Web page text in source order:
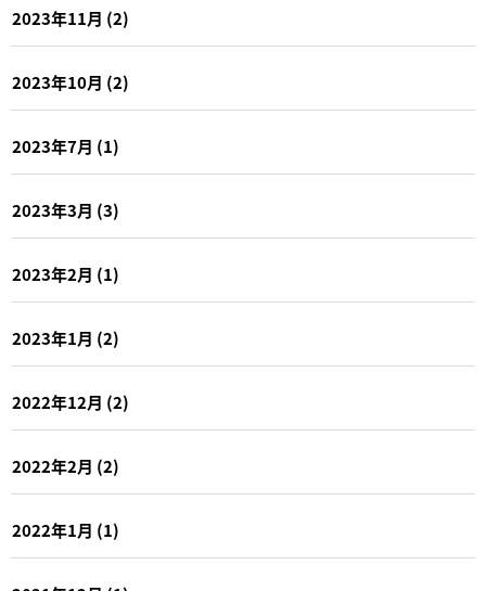
2023年11月 (2)
2023年10月 (2)
2023年7月 (1)
2023年3月 (3)
2023年2月 (1)
2023年1月 (2)
2022年12月 (2)
2022年2月 (2)
2022年1月 (1)